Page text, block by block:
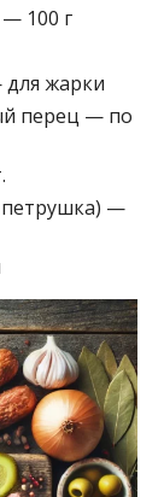
100 г
для жарки
перец — по
петрушка) —